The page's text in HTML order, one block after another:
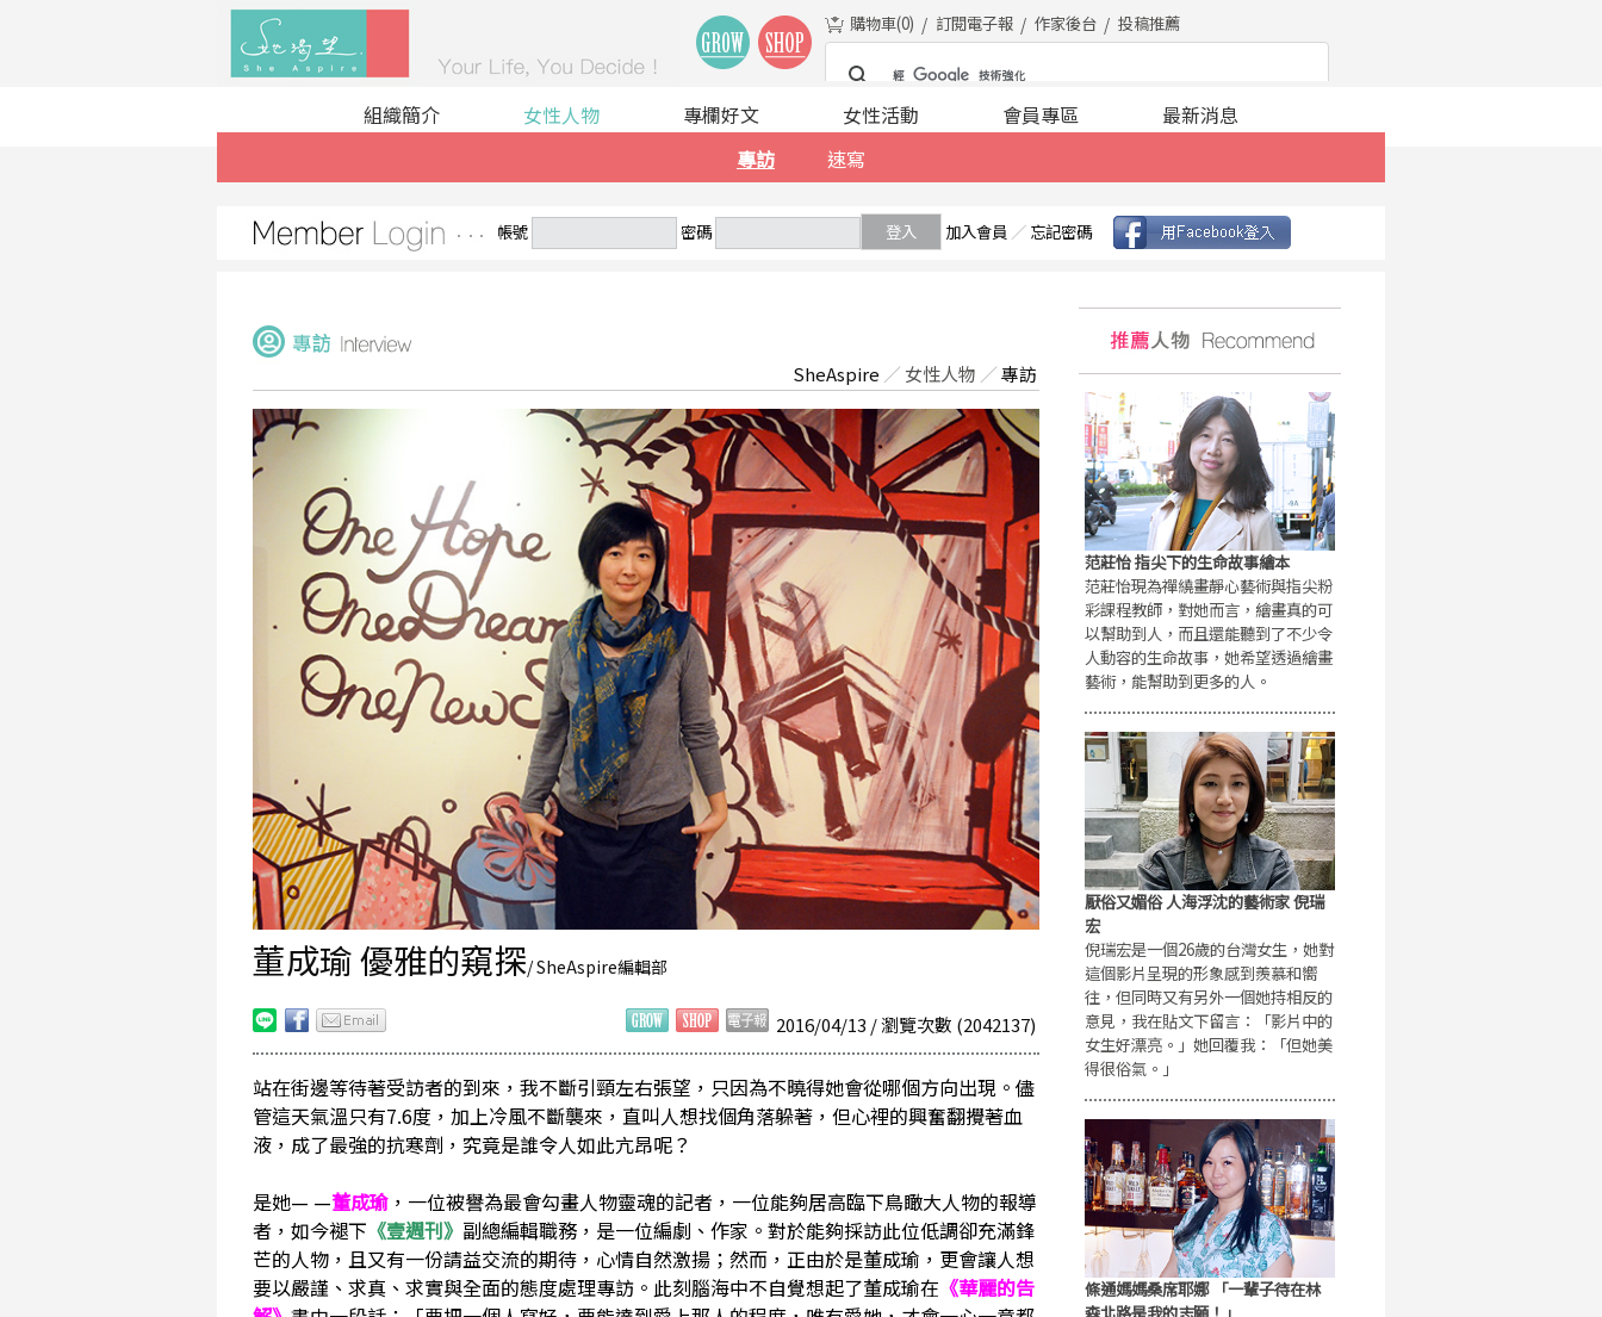
購物車(0) 訂閱電子報 作家後台 投稿推薦
組織簡介
女性人物
專訪
速寫
專欄好文 女性活動 會員專區 最新消息
帳號 密碼 登入 加入會員 ／ 忘記密碼
SheAspire ／ 女性人物 ／專訪
董成瑜 優雅的窺探/ SheAspire編輯部
2016/04/13 / 瀏覽次數 (2042137)
站在街邊等待著受訪者的到來，我不斷引頸左右張望，只因為不曉得她會從哪個方向出現。儘
管這天氣溫只有7.6度，加上冷風不斷襲來，直叫人想找個角落躲著，但心裡的興奮翻攪著血
液，成了最強的抗寒劑，究竟是誰令人如此亢昂呢？
是她— —董成瑜 ，一位被譽為最會勾畫人物靈魂的記者，一位能夠居高臨下鳥瞰大人物的報導
者，如今褪下 《壹週刊》 副總編輯職務，是一位編劇、作家。對於能夠採訪此位低調卻充滿鋒
芒的人物，且又有一份請益交流的期待，心情自然激揚；然而，正由於是董成瑜，更會讓人想
要以嚴謹、求真、求實與全面的態度處理專訪。此刻腦海中不自覺想起了董成瑜在 《華麗的告
范莊怡 指尖下的生命故事繪本
范莊怡現為禪繞畫靜心藝術與指尖粉
彩課程教師，對她而言，繪畫真的可
以幫助到人，而且還能聽到了不少令
人動容的生命故事，她希望透過繪畫
藝術，能幫助到更多的人。
厭俗又媚俗 人海浮沈的藝術家 倪瑞
宏
倪瑞宏是一個26歲的台灣女生，她對
這個影片呈現的形象感到羨慕和嚮
往，但同時又有另外一個她持相反的
意見，我在貼文下留言：「影片中的
女生好漂亮。」她回覆我：「但她美
得很俗氣。」
條通媽媽桑席耶娜 「一輩子待在林